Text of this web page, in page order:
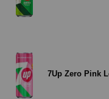
7Up Zero Pink